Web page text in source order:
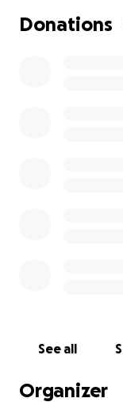
requerirá
neurología,
Donations
See all
Organizer